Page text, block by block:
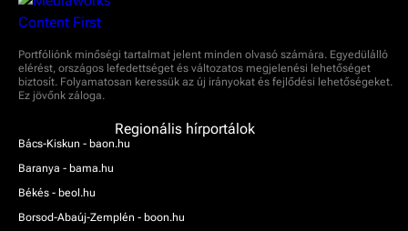
Portfóliónk minőségi tartalmat jelent minden olvasó számára. Egyedülálló
elérést, országos lefedettséget és változatos megjelenési lehetőséget
biztosít. Folyamatosan keressük az új irányokat és fejlődési lehetőségeket.
Ez jövőnk záloga.
Regionális hírportálok
Bács-Kiskun - baon.hu
Baranya - bama.hu
Békés - beol.hu
Borsod-Abaúj-Zemplén - boon.hu